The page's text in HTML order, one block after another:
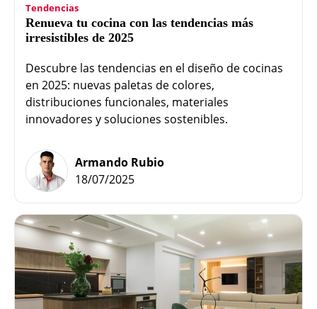
Tendencias
Renueva tu cocina con las tendencias más
irresistibles de 2025
Descubre las tendencias en el diseño de cocinas
en 2025: nuevas paletas de colores,
distribuciones funcionales, materiales
innovadores y soluciones sostenibles.
Armando Rubio
18/07/2025